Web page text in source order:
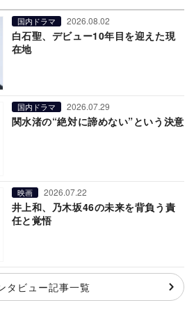
国内ドラマ 2026.08.02
白石聖、デビュー10年目を迎えた現
在地
国内ドラマ 2026.07.29
関水渚の“絶対に諦めない”という決意
映画 2026.07.22
井上和、乃木坂46の未来を背負う責
任と覚悟
タビュー記事一覧